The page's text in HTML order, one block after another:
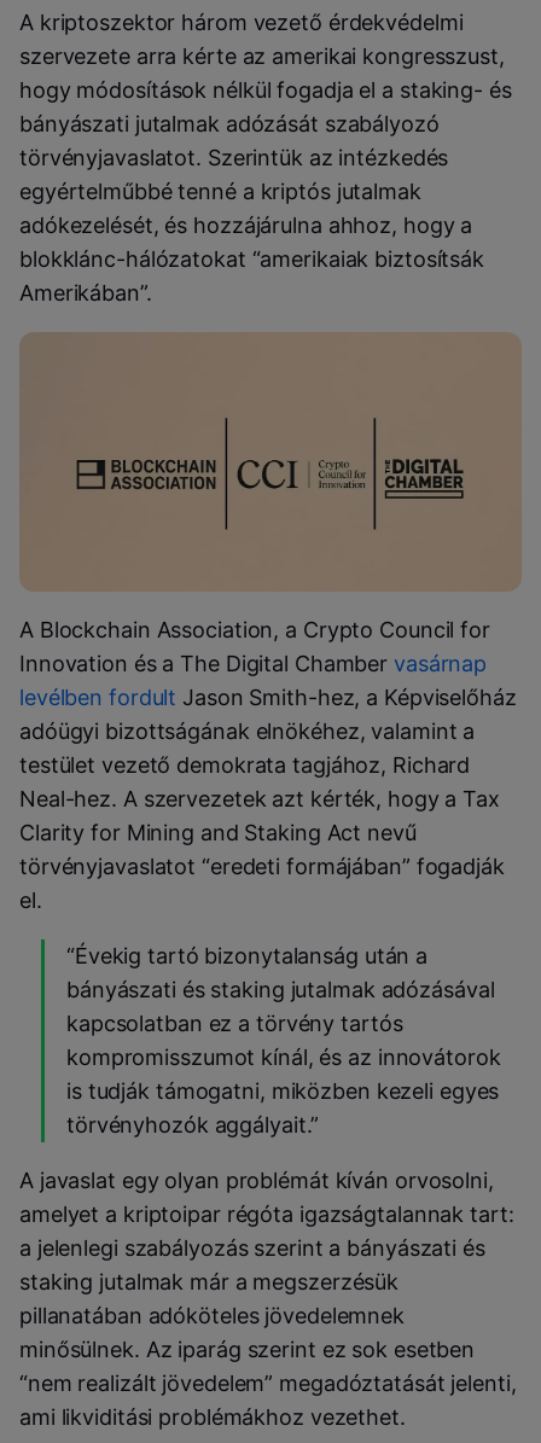
A kriptoszektor három vezető érdekvédelmi
szervezete arra kérte az amerikai kongresszust,
hogy módosítások nélkül fogadja el a staking- és
bányászati jutalmak adózását szabályozó
törvényjavaslatot. Szerintük az intézkedés
egyértelműbbé tenné a kriptós jutalmak
adókezelését, és hozzájárulna ahhoz, hogy a
blokklánc-hálózatokat “amerikaiak biztosítsák
Amerikában”.
A Blockchain Association, a Crypto Council for
Innovation és a The Digital Chamber vasárnap
levélben fordult Jason Smith-hez, a Képviselőház
adóügyi bizottságának elnökéhez, valamint a
testület vezető demokrata tagjához, Richard
Neal-hez. A szervezetek azt kérték, hogy a Tax
Clarity for Mining and Staking Act nevű
törvényjavaslatot “eredeti formájában” fogadják
el.
“Évekig tartó bizonytalanság után a
bányászati és staking jutalmak adózásával
kapcsolatban ez a törvény tartós
kompromisszumot kínál, és az innovátorok
is tudják támogatni, miközben kezeli egyes
törvényhozók aggályait.”
A javaslat egy olyan problémát kíván orvosolni,
amelyet a kriptoipar régóta igazságtalannak tart:
a jelenlegi szabályozás szerint a bányászati és
staking jutalmak már a megszerzésük
pillanatában adóköteles jövedelemnek
minősülnek. Az iparág szerint ez sok esetben
“nem realizált jövedelem” megadóztatását jelenti,
ami likviditási problémákhoz vezethet.